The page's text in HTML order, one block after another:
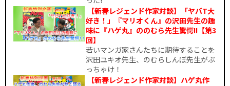
【新春レジェンド作家対談】「ヤバT大
好き！」『マリオくん』の沢田先生の趣
味に『ハゲ丸』ののむら先生驚愕!!【第3
回】
若いマンガ家さんたちに期待することを
沢田ユキオ先生、のむらしんぼ先生がぶ
っちゃけ！
【新春レジェンド作家対談】ハゲ丸作